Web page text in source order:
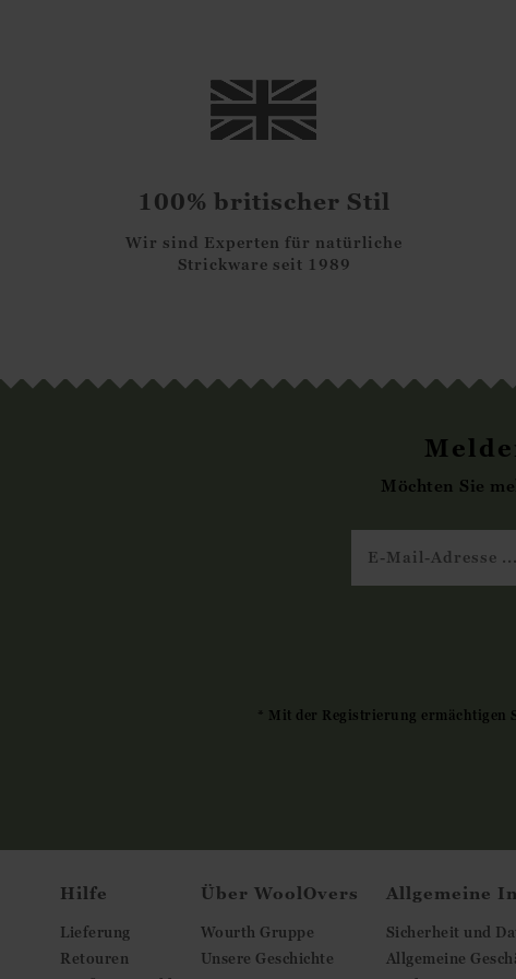
100% britischer Stil
Wir sind Experten für natürliche
Strickware seit 1989
Möchten Sie
* Mit der Registrierung ermächtigen
Hilfe
Lieferung
Retouren
Über WoolOvers
Wourth Gruppe
Unsere Geschichte
Allgemeine
Sicherheit und
Allgemeine